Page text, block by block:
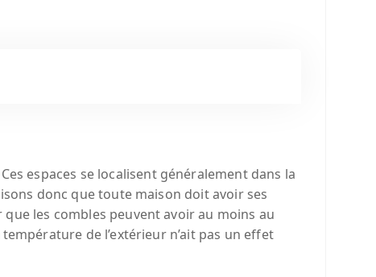
espaces se localisent généralement dans la
donc que toute maison doit avoir ses
que les combles peuvent avoir au moins au
de l’extérieur n’ait pas un effet